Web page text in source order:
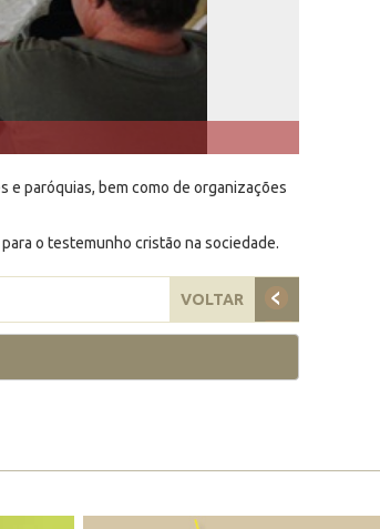
e paróquias, bem como de organizações
o testemunho cristão na sociedade.
VOLTAR